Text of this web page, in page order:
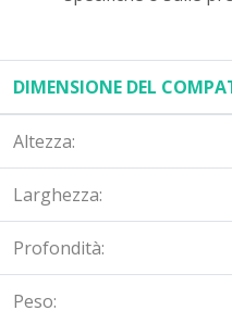
DIMENSIONE DEL
Altezza:
Larghezza:
Profondità:
Peso: